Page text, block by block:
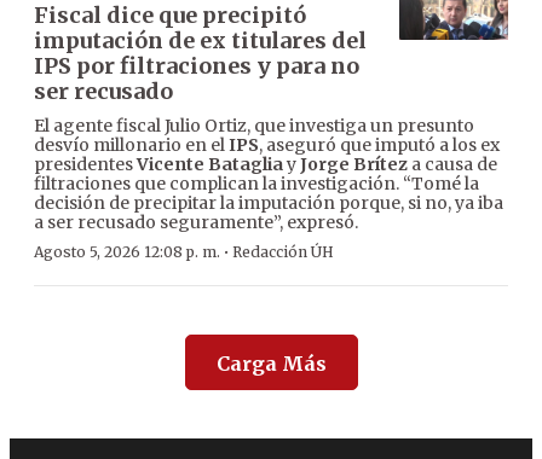
Fiscal dice que precipitó
imputación de ex titulares del
IPS por filtraciones y para no
ser recusado
El agente fiscal Julio Ortiz, que investiga un presunto
desvío millonario en elIPS, aseguró que imputó a los ex
presidentesVicente BatagliayJorge Brítez a causa de
filtraciones que complican la investigación. “Tomé la
decisión de precipitar la imputación porque, si no, ya iba
a ser recusado seguramente”, expresó.
Agosto 5, 2026 12:08 p. m. · Redacción ÚH
Carga Más